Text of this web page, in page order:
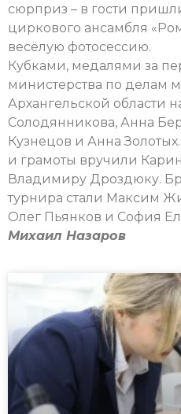
сюрприз – в гости
циркового ансамбля
весёлую фотосессию.
Кубками, медалями за
министерства по делам
Архангельской области
Солодянникова, Анна
Кузнецов и Анна
и грамоты вручили
Владимиру Дроздюку.
турнира стали Максим
Олег Пьянков и София
Михаил Назаров